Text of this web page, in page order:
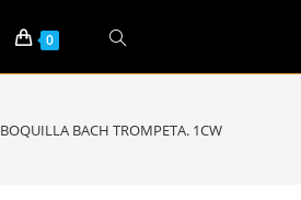
0 Alternar
BOQUILLA BACH TROMPETA. 1CW